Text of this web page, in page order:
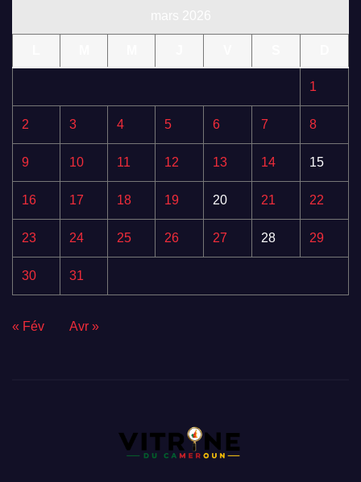
1
2 3 4 5 6 7 8
9 10 11 12 13 14 15
16 17 18 19 20 21 22
23 24 25 26 27 28 29
30 31
« Fév Avr »